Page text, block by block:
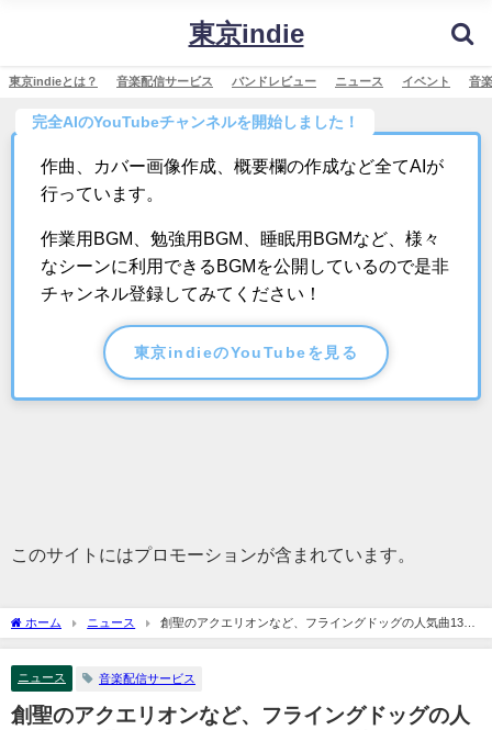
東京indie
東京indieとは？ 音楽配信サービス バンドレビュー ニュース イベント 音
完全AIのYouTubeチャンネルを開始しました！
作曲、カバー画像作成、概要欄の作成など全てAIが
行っています。
作業用BGM、勉強用BGM、睡眠用BGMなど、様々
なシーンに利用できるBGMを公開しているので是非
チャンネル登録してみてください！
東京indieのYouTubeを見る
このサイトにはプロモーションが含まれています。
ホーム ニュース
創聖のアクエリオンなど、フライングドッグの人気曲1300
曲がストリーミング配信解禁
ニュース 音楽配信サービス
創聖のアクエリオンなど、フライングドッグの人